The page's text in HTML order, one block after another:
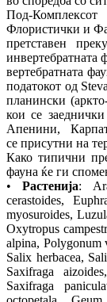
Флористички и
претставен
инвертебратната
вертебратната
податокот од
планински
кои се
Апенини,
се присутни на
Како типични
фауна ќе ги
• Растенија:
cerastoides,
myosuroides,
Oxytropus
alpina, Polygonum
Salix herbacea,
Saxifraga
Saxifraga